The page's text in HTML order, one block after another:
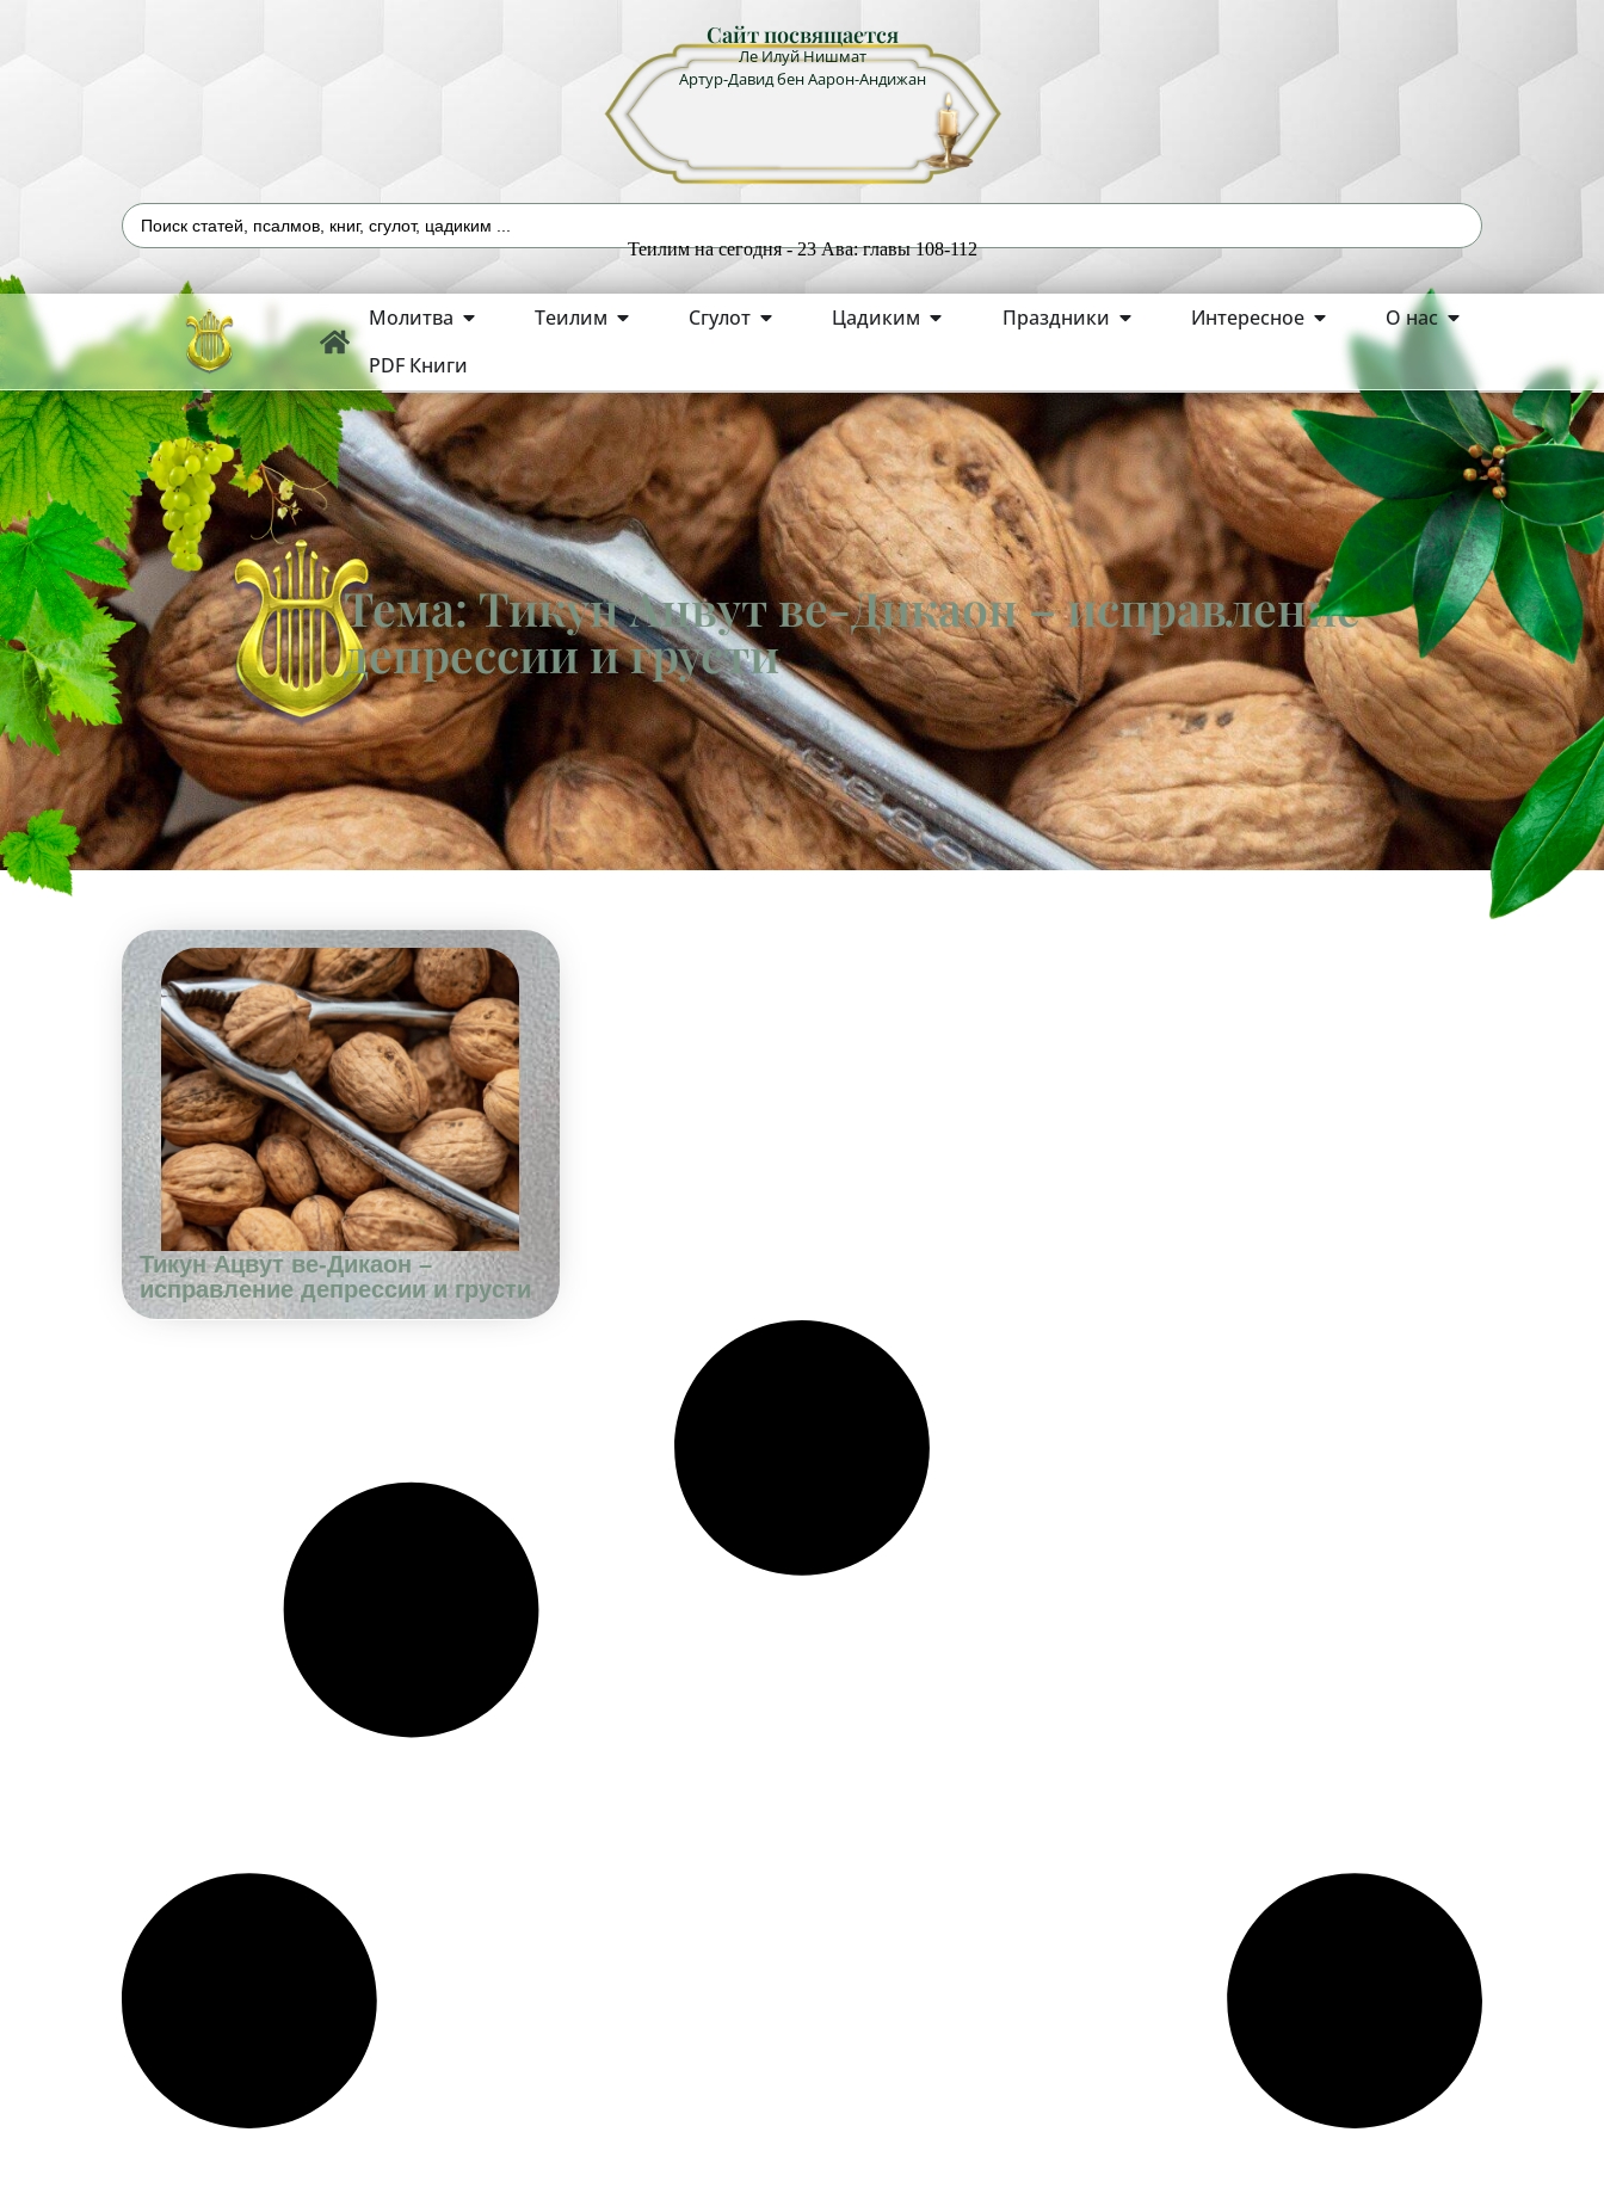
Сайт посвящается
Ле Илуй Нишмат
Артур-Давид бен Аарон-Андижан
Теилим на сегодня - 23 Ава: главы 108-112
Молитва Теилим Сгулот Цадиким Праздники Интересное
О нас
PDF Книги
Тема: Тикун Ацвут ве-Дикаон – исправление
депрессии и грусти
Тикун Ацвут ве-Дикаон –
исправление депрессии и грусти